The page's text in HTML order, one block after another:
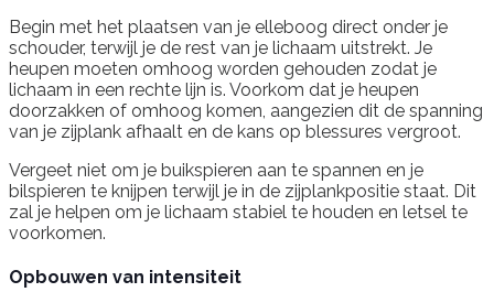
Begin met het plaatsen van je elleboog direct onder je
schouder, terwijl je de rest van je lichaam uitstrekt. Je
heupen moeten omhoog worden gehouden zodat je
lichaam in een rechte lijn is. Voorkom dat je heupen
doorzakken of omhoog komen, aangezien dit de spanning
van je zijplank afhaalt en de kans op blessures vergroot.
Vergeet niet om je buikspieren aan te spannen en je
bilspieren te knijpen terwijl je in de zijplankpositie staat. Dit
zal je helpen om je lichaam stabiel te houden en letsel te
voorkomen.
Opbouwen van intensiteit